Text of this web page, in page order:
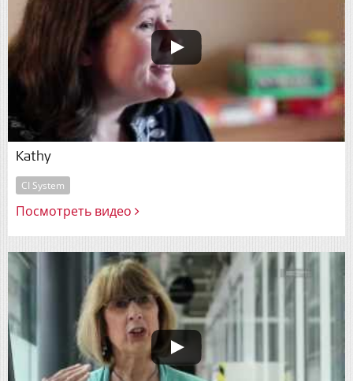
Kathy
CI System
Посмотреть видео